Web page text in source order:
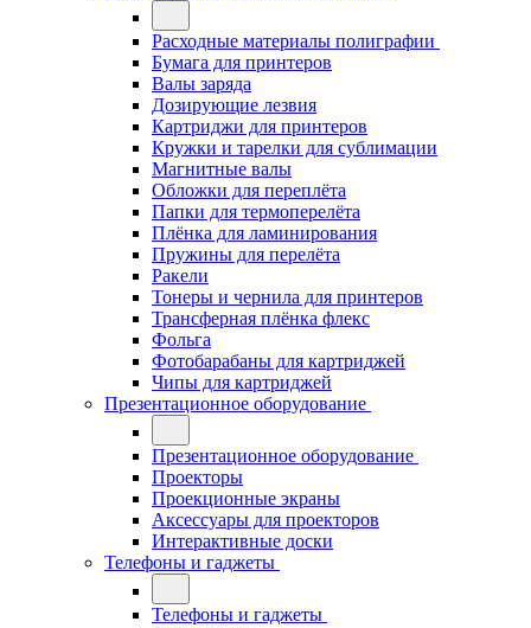
Расходные материалы полиграфии
Бумага для принтеров
Валы заряда
Дозирующие лезвия
Картриджи для принтеров
Кружки и тарелки для сублимации
Магнитные валы
Обложки для переплёта
Папки для термоперелёта
Плёнка для ламинирования
Пружины для перелёта
Ракели
Тонеры и чернила для принтеров
Трансферная плёнка флекс
Фольга
Фотобарабаны для картриджей
Чипы для картриджей
Презентационное оборудование
Презентационное оборудование
Проекторы
Проекционные экраны
Аксессуары для проекторов
Интерактивные доски
Телефоны и гаджеты
Телефоны и гаджеты